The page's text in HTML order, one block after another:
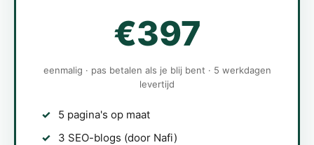
€397
eenmalig · pas betalen als je blij bent · 5 werkdagen
levertijd
5 pagina's op maat
3 SEO-blogs (door Nafi)